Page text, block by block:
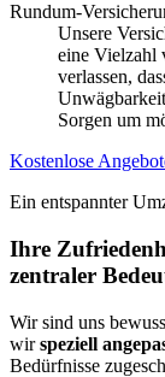
Rundum-
Unsere
eine Vielzahl
verlassen,
Sorgen um
Kostenlose
Ein entspannter
Ihre
zentraler
Wir sind uns
wirspeziell
Bedürfnisse